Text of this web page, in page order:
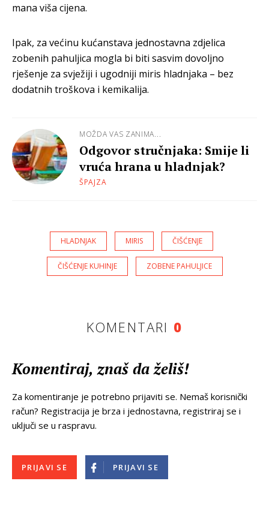
mana viša cijena.
Ipak, za većinu kućanstava jednostavna zdjelica
zobenih pahuljica mogla bi biti sasvim dovoljno
rješenje za svježiji i ugodniji miris hladnjaka – bez
dodatnih troškova i kemikalija.
MOŽDA VAS ZANIMA...
Odgovor stručnjaka: Smije li
vruća hrana u hladnjak?
ŠPAJZA
HLADNJAK MIRIS ČIŠĆENJE
ČIŠĆENJE KUHINJE ZOBENE PAHULJICE
KOMENTARI 0
Komentiraj, znaš da želiš!
Za komentiranje je potrebno prijaviti se. Nemaš korisnički
račun? Registracija je brza i jednostavna, registriraj se i
uključi se u raspravu.
PRIJAVI SE PRIJAVI SE